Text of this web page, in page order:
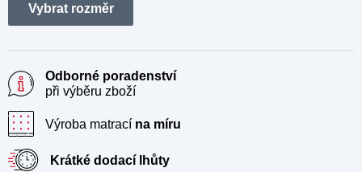
Odborné poradenství
při výběru zboží
Výroba matrací na míru
Krátké dodací lhůty